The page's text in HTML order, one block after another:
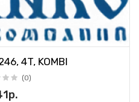
4T, KOMBI
(0)